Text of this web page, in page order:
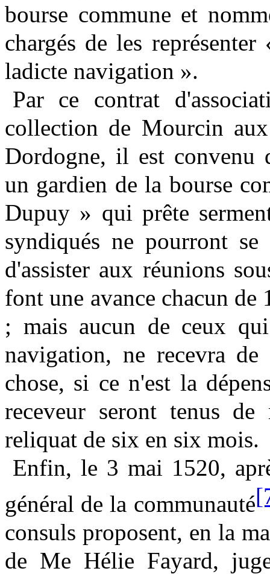
bourse commune et
chargés de les
ladicte navigation ».
Par ce contrat
collection de Mourcin
Dordogne, il est convenu
un gardien de la bourse
Dupuy » qui prête
syndiqués ne pourront se
d'assister aux réunions
font une avance chacun
; mais aucun de ceux
navigation, ne recevra
chose, si ce n'est la
receveur seront tenus
reliquat de six en six mois.
Enfin, le 3 mai 1520,
général de la communauté
consuls proposent, en la
de Me Hélie Fayard,